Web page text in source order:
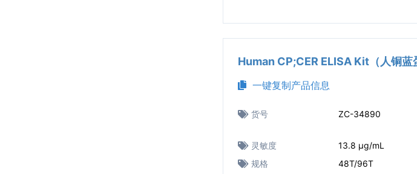
Human CP;CER ELISA Kit（人铜蓝
一键复制产品信息
货号 ZC-34890
灵敏度
13.8 μg/mL
规格
48T/96T